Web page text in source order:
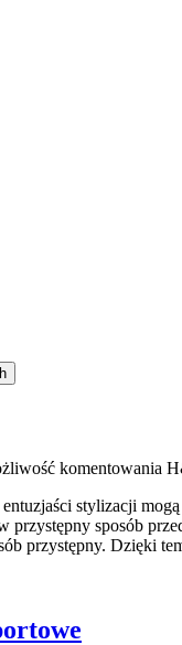
komentowania
stylizacji
przystępny sposób
przystępny. Dzięki